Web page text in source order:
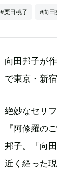
#栗田桃子 #向田
向田邦子が
で東京・新
絶妙なセリ
『阿修羅の
邦子。「向
近く経った